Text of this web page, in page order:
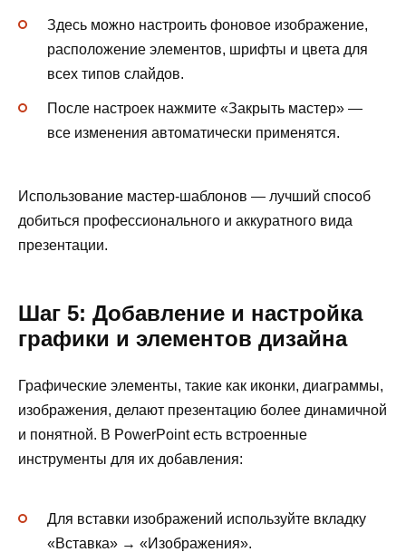
Здесь можно настроить фоновое изображение,
расположение элементов, шрифты и цвета для
всех типов слайдов.
После настроек нажмите «Закрыть мастер» —
все изменения автоматически применятся.
Использование мастер-шаблонов — лучший способ
добиться профессионального и аккуратного вида
презентации.
Шаг 5: Добавление и настройка
графики и элементов дизайна
Графические элементы, такие как иконки, диаграммы,
изображения, делают презентацию более динамичной
и понятной. В PowerPoint есть встроенные
инструменты для их добавления:
Для вставки изображений используйте вкладку
«Вставка» → «Изображения».